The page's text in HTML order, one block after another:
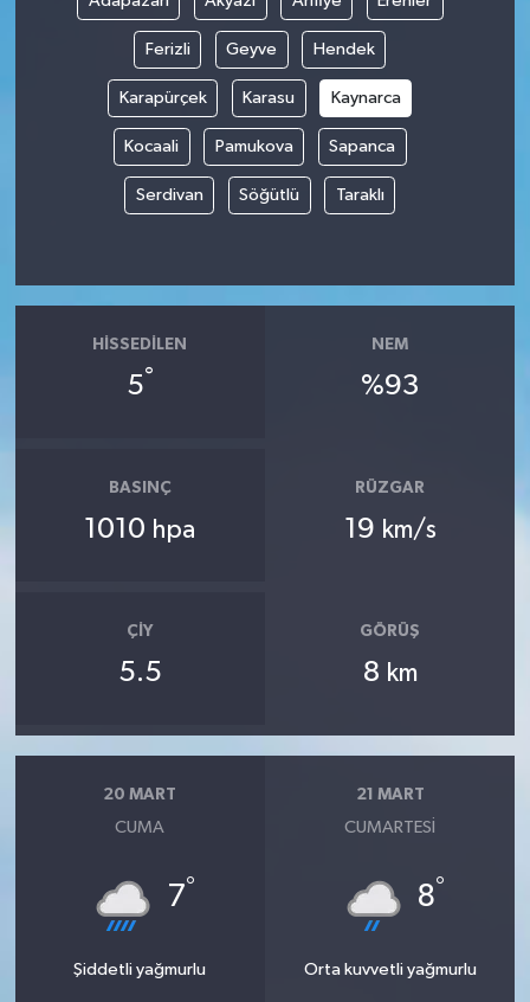
Ferizli Geyve Hendek
Karapürçek Karasu Kaynarca
Kocaali Pamukova Sapanca
Serdivan Söğütlü Taraklı
HISSEDILEN
5°
NEM
%93
BASINÇ
1010 hpa
RÜZGAR
19 km/s
ÇIY
5.5
GÖRÜŞ
8 km
20 MART
CUMA
7°
Şiddetli yağmurlu
21 MART
CUMARTESI
8°
Orta kuvvetli yağmurlu